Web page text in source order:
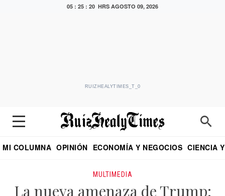
05 : 25 : 21 HRS AGOSTO 09, 2026
RUIZHEALYTIMES_T_0
MI COLUMNA OPINIÓN ECONOMÍA Y NEGOCIOS CIENCIA
MULTIMEDIA
La nueva amenaza de Trump: